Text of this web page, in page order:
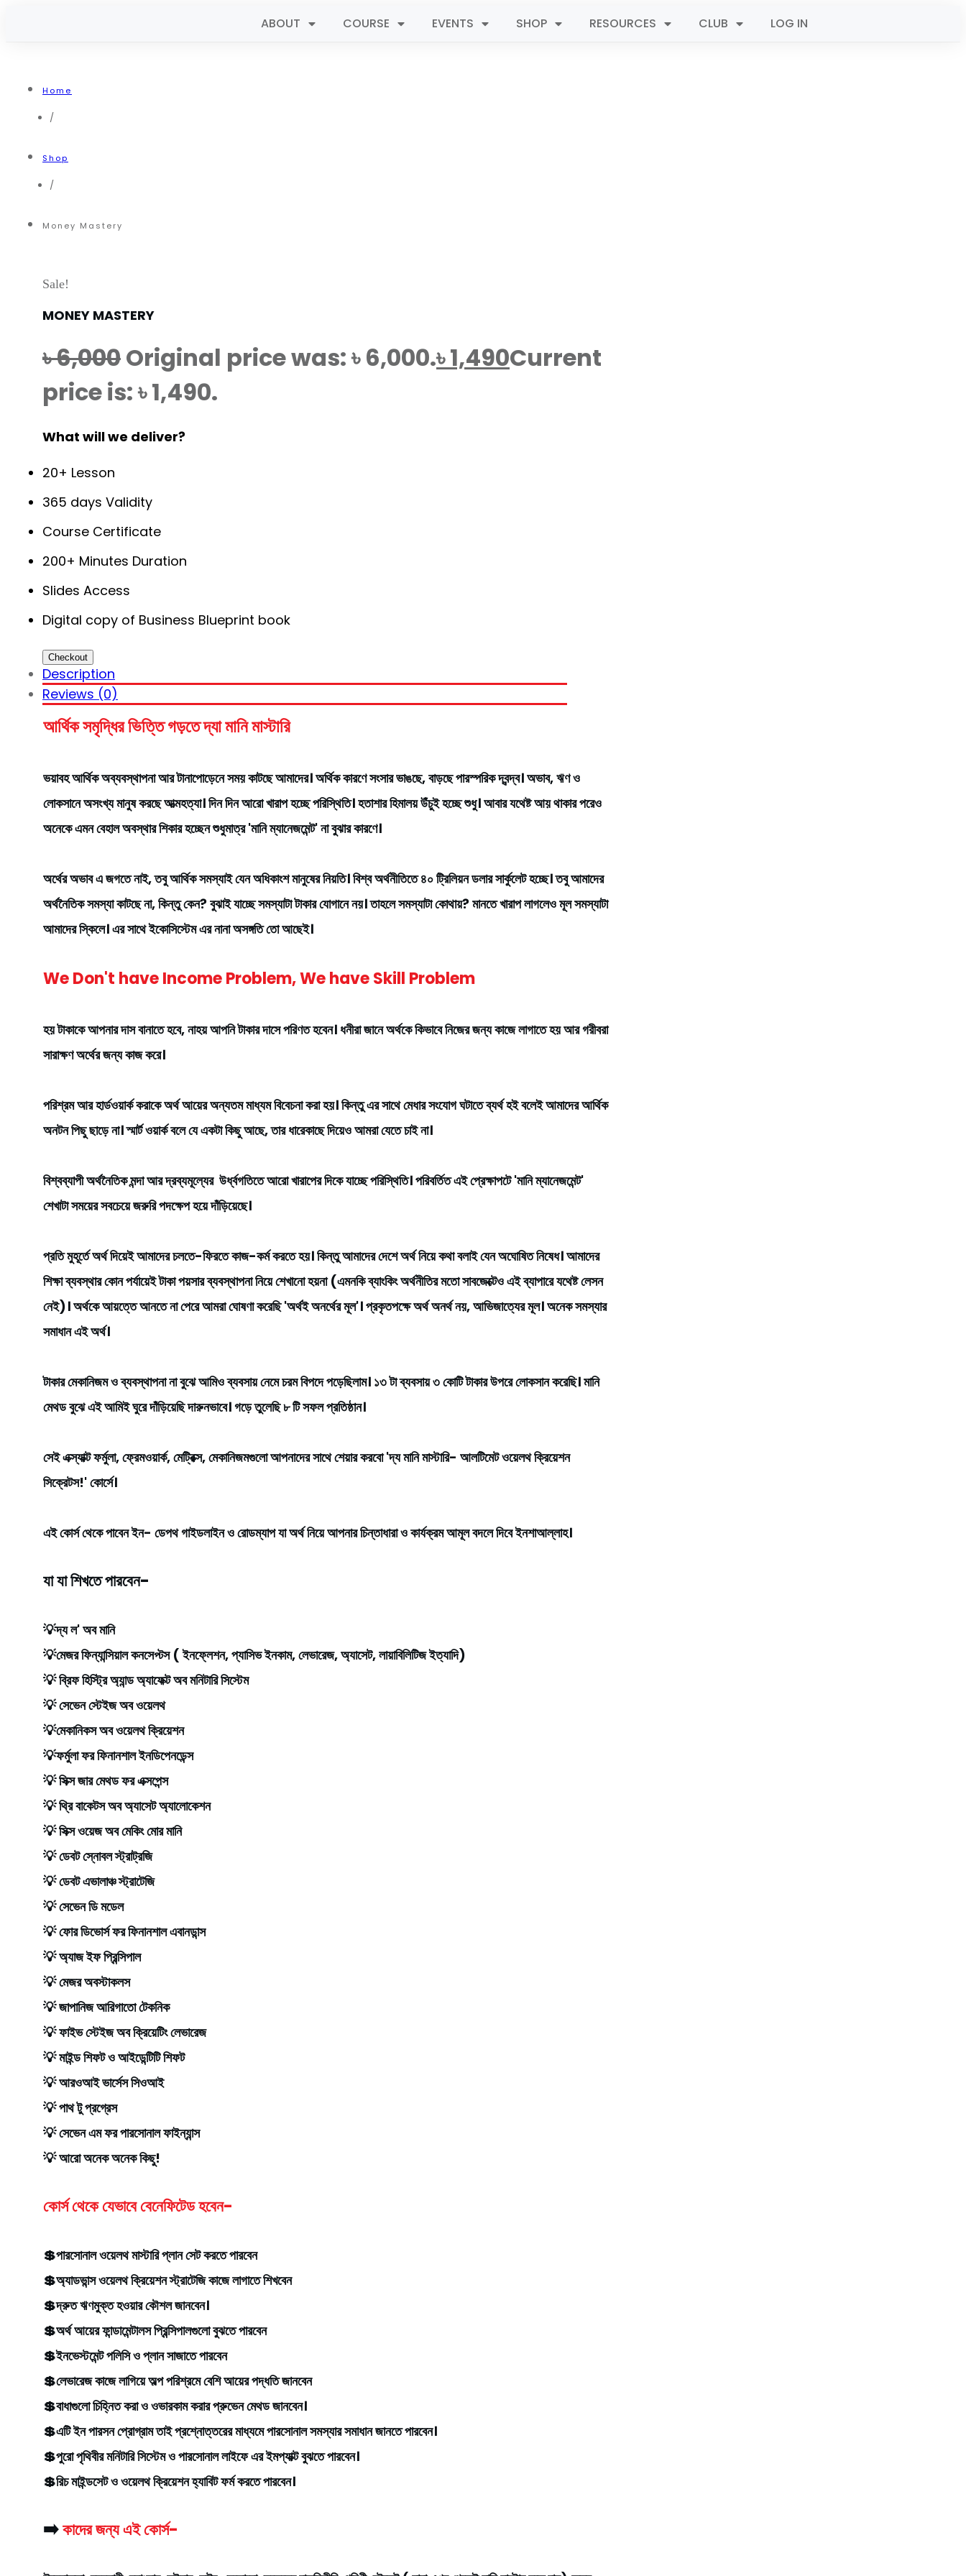
ABOUT COURSE EVENTS SHOP RESOURCES CLUB LOG IN
Home
/
Shop
/
Money Mastery
Sale!
MONEY MASTERY
৳6,000Original price was: ৳ 6,000.৳1,490Current
price is: ৳ 1,490.
What will we deliver?
20+ Lesson
365 days Validity
Course Certificate
200+ Minutes Duration
Slides Access
Digital copy of Business Blueprint book
Checkout
Description
Reviews (0)
আর্থিক সমৃদ্ধির ভিত্তি গড়তে দ্যা মানি মাস্টারি
ভয়াবহ আর্থিক অব্যবস্থাপনা আর টানাপোড়েনে সময় কাটছে আমাদের। অর্থিক কারণে সংসার ভাঙছে, বাড়ছে পারস্পরিক দ্বন্দ্ব। অভাব, ঋণ ও
লোকসানে অসংখ্য মানুষ করছে আত্মহত্যা। দিন দিন আরো খারাপ হচ্ছে পরিস্থিতি। হতাশার হিমালয় উঁচুই হচ্ছে শুধু। আবার যথেষ্ট আয় থাকার পরেও
অনেকে এমন বেহাল অবস্থার শিকার হচ্ছেন শুধুমাত্র 'মানি ম্যানেজমেন্ট' না বুঝার কারণে।
অর্থের অভাব এ জগতে নাই, তবু আর্থিক সমস্যাই যেন অধিকাংশ মানুষের নিয়তি। বিশ্ব অর্থনীতিতে ৪০ ট্রিলিয়ন ডলার সার্কুলেট হচ্ছে। তবু আমাদের
অর্থনৈতিক সমস্যা কাটছে না, কিন্তু কেন? বুঝাই যাচ্ছে সমস্যাটা টাকার যোগানে নয়। তাহলে সমস্যাটা কোথায়? মানতে খারাপ লাগলেও মূল সমস্যাটা
আমাদের স্কিলে। এর সাথে ইকোসিস্টেম এর নানা অসঙ্গতি তো আছেই।
We Don't have Income Problem, We have Skill Problem
হয় টাকাকে আপনার দাস বানাতে হবে, নাহয় আপনি টাকার দাসে পরিণত হবেন। ধনীরা জানে অর্থকে কিভাবে নিজের জন্য কাজে লাগাতে হয় আর গরীবরা
সারাক্ষণ অর্থের জন্য কাজ করে।
পরিশ্রম আর হার্ডওয়ার্ক করাকে অর্থ আয়ের অন্যতম মাধ্যম বিবেচনা করা হয়। কিন্তু এর সাথে মেধার সংযোগ ঘটাতে ব্যর্থ হই বলেই আমাদের আর্থিক
অনটন পিছু ছাড়ে না। স্মার্ট ওয়ার্ক বলে যে একটা কিছু আছে, তার ধারেকাছে দিয়েও আমরা যেতে চাই না।
বিশ্বব্যাপী অর্থনৈতিক মন্দা আর দ্রব্যমূল্যের উর্ধ্বগতিতে আরো খারাপের দিকে যাচ্ছে পরিস্থিতি। পরিবর্তিত এই প্রেক্ষাপটে 'মানি ম্যানেজমেন্ট'
শেখাটা সময়ের সবচেয়ে জরুরি পদক্ষেপ হয়ে দাঁড়িয়েছে।
প্রতি মুহূর্তে অর্থ দিয়েই আমাদের চলতে-ফিরতে কাজ-কর্ম করতে হয়। কিন্তু আমাদের দেশে অর্থ নিয়ে কথা বলাই যেন অঘোষিত নিষেধ। আমাদের
শিক্ষা ব্যবস্থার কোন পর্যায়েই টাকা পয়সার ব্যবস্থাপনা নিয়ে শেখানো হয়না (এমনকি ব্যাংকিং অর্থনীতির মতো সাবজেক্টেও এই ব্যাপারে যথেষ্ট লেসন
নেই)। অর্থকে আয়ত্তে আনতে না পেরে আমরা ঘোষণা করেছি 'অর্থই অনর্থের মূল'। প্রকৃতপক্ষে অর্থ অনর্থ নয়, আভিজাত্যের মূল। অনেক সমস্যার
সমাধান এই অর্থ।
টাকার মেকানিজম ও ব্যবস্থাপনা না বুঝে আমিও ব্যবসায় নেমে চরম বিপদে পড়েছিলাম। ১৩ টা ব্যবসায় ৩ কোটি টাকার উপরে লোকসান করেছি। মানি
মেথড বুঝে এই আমিই ঘুরে দাঁড়িয়েছি দারুনভাবে। গড়ে তুলেছি ৮ টি সফল প্রতিষ্ঠান।
সেই এক্স্যাক্ট ফর্মুলা, ফ্রেমওয়ার্ক, মেট্রিক্স, মেকানিজমগুলো আপনাদের সাথে শেয়ার করবো 'দ্য মানি মাস্টারি- আলটিমেট ওয়েলথ ক্রিয়েশন
সিক্রেটস!' কোর্সে।
এই কোর্স থেকে পাবেন ইন- ডেপথ গাইডলাইন ও রোডম্যাপ যা অর্থ নিয়ে আপনার চিন্তাধারা ও কার্যক্রম আমূল বদলে দিবে ইনশাআল্লাহ।
যা যা শিখতে পারবেন-
💡দ্য ল' অব মানি
💡মেজর ফিন্যান্সিয়াল কনসেপ্টস ( ইনফ্লেশন, প্যাসিভ ইনকাম, লেভারেজ, অ্যাসেট, লায়াবিলিটিজ ইত্যাদি)
💡 ব্রিফ হিস্ট্রি অ্যান্ড অ্যাফেক্ট অব মনিটারি সিস্টেম
💡 সেভেন স্টেইজ অব ওয়েলথ
💡মেকানিকস অব ওয়েলথ ক্রিয়েশন
💡ফর্মুলা ফর ফিনানশাল ইনডিপেনডেন্স
💡 সিক্স জার মেথড ফর এক্সপেন্স
💡 থ্রি বাকেটস অব অ্যাসেট অ্যালোকেশন
💡 সিক্স ওয়েজ অব মেকিং মোর মানি
💡 ডেবট স্নোবল স্ট্রাট্রজি
💡 ডেবট এভালাঞ্চ স্ট্রাটেজি
💡 সেভেন ডি মডেল
💡 ফোর ডিভোর্স ফর ফিনানশাল এবানডান্স
💡 অ্যাজ ইফ প্রিন্সিপাল
💡 মেজর অবস্টাকলস
💡 জাপানিজ আরিগাতো টেকনিক
💡 ফাইভ স্টেইজ অব ক্রিয়েটিং লেভারেজ
💡 মাইন্ড শিফট ও আইডেন্টিটি শিফট
💡 আরওআই ভার্সেস সিওআই
💡 পাথ টু প্রগ্রেস
💡 সেভেন এম ফর পারসোনাল ফাইন্যান্স
💡 আরো অনেক অনেক কিছু!
কোর্স থেকে যেভাবে বেনেফিটেড হবেন-
💲পারসোনাল ওয়েলথ মাস্টারি প্লান সেট করতে পারবেন
💲অ্যাডভান্স ওয়েলথ ক্রিয়েশন স্ট্রাটেজি কাজে লাগাতে শিখবেন
💲দ্রুত ঋণমুক্ত হওয়ার কৌশল জানবেন।
💲অর্থ আয়ের ফান্ডামেন্টালস প্রিন্সিপালগুলো বুঝতে পারবেন
💲ইনভেস্টমেন্ট পলিসি ও প্লান সাজাতে পারবেন
💲লেভারেজ কাজে লাগিয়ে অল্প পরিশ্রমে বেশি আয়ের পদ্ধতি জানবেন
💲বাধাগুলো চিহ্নিত করা ও ওভারকাম করার প্রুভেন মেথড জানবেন।
💲এটি ইন পারসন প্রোগ্রাম তাই প্রশ্নোত্তরের মাধ্যমে পারসোনাল সমস্যার সমাধান জানতে পারবেন।
💲পুরো পৃথিবীর মনিটারি সিস্টেম ও পারসোনাল লাইফে এর ইমপ্যাক্ট বুঝতে পারবেন।
💲রিচ মাইন্ডসেট ও ওয়েলথ ক্রিয়েশন হ্যাবিট ফর্ম করতে পারবেন।
➡️কাদের জন্য এই কোর্স-